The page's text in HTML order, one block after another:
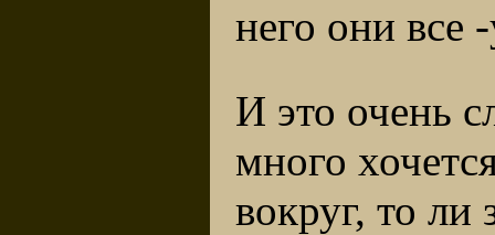
него они все
И это очень
много
вокруг, то ли